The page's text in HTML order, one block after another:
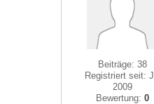
Beiträge: 38
Registriert seit:
2009
Bewertung:0